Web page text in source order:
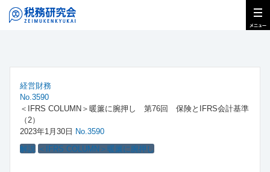
経営財務
No.3590
＜IFRS COLUMN＞暖簾に腕押し 第76回 保険とIFRS会計基準
（2）
2023年1月30日 No.3590
解説 ＜IFRS COLUMN＞暖簾に腕押し